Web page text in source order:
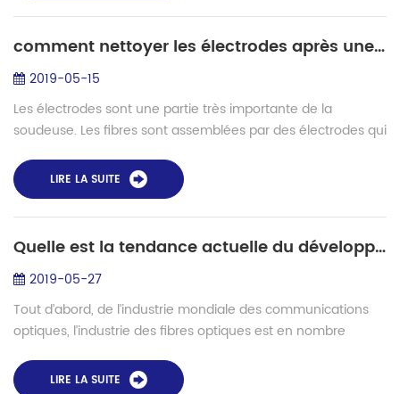
comment nettoyer les électrodes après une longue période d'utilisation?
2019-05-15
Les électrodes sont une partie très importante de la
soudeuse. Les fibres sont assemblées par des électrodes qui
décharger, cela posera égalemen...
LIRE LA SUITE
Quelle est la tendance actuelle du développement de l'industrie de la communication optique?
2019-05-27
Tout d’abord, de l’industrie mondiale des communications
optiques, l’industrie des fibres optiques est en nombre
et les États-Unis et d’...
LIRE LA SUITE